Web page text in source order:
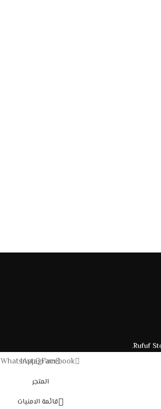
Rufuf
.
Facebook
Instagram
WhatsApp
المتجر
قائمة الامنيات